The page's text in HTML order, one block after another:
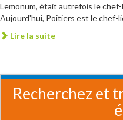
Lemonum, était autrefois le
Aujourd'hui, Poitiers est le chef-
Lire la suite
Recherchez et